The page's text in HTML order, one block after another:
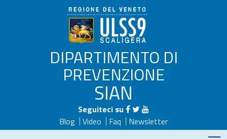
DIPARTIMENTO DI
PREVENZIONE
SIAN
Seguiteci su
Blog
Video Faq
Newsletter